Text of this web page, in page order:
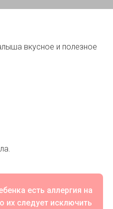
вкусное и полезное
есть аллергия на
их следует исключить